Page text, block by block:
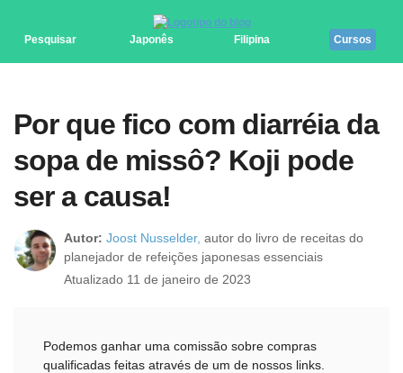
Pesquisar Japonês Filipina Cursos
Por que fico com diarréia da
sopa de missô? Koji pode
ser a causa!
Autor: Joost Nusselder, autor do livro de receitas do
planejador de refeições japonesas essenciais
Atualizado 11 de janeiro de 2023
Podemos ganhar uma comissão sobre compras
qualificadas feitas através de um de nossos links.